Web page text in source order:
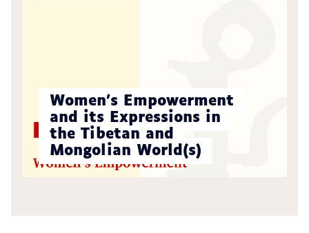
Women’s Empowerment
and its Expressions in
the Tibetan and
Mongolian World(s)